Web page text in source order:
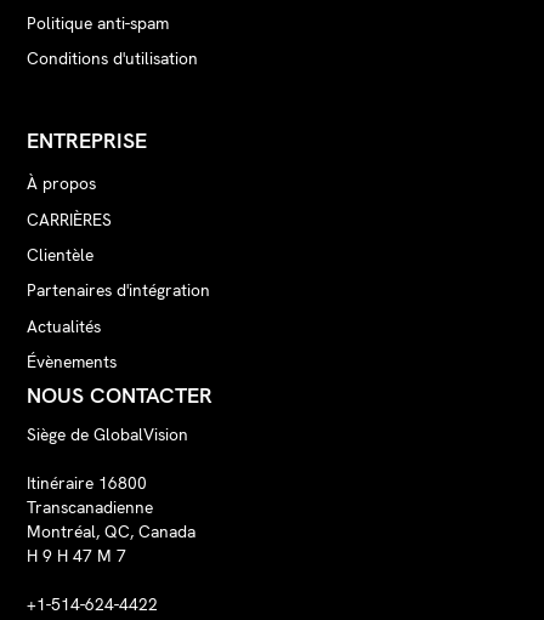
Politique anti-spam
Conditions d'utilisation
ENTREPRISE
À propos
CARRIÈRES
Clientèle
Partenaires d'intégration
Actualités
Évènements
NOUS CONTACTER
Siège de GlobalVision
Itinéraire 16800
Transcanadienne
Montréal, QC, Canada
H 9 H 47 M 7
+1-514-624-4422